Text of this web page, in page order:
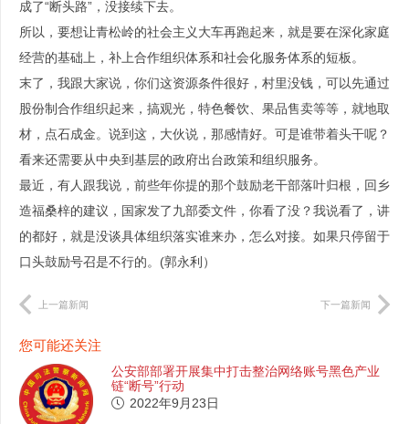
成了“断头路”，没接续下去。
所以，要想让青松岭的社会主义大车再跑起来，就是要在深化家庭
经营的基础上，补上合作组织体系和社会化服务体系的短板。
末了，我跟大家说，你们这资源条件很好，村里没钱，可以先通过
股份制合作组织起来，搞观光，特色餐饮、果品售卖等等，就地取
材，点石成金。说到这，大伙说，那感情好。可是谁带着头干呢？
看来还需要从中央到基层的政府出台政策和组织服务。
最近，有人跟我说，前些年你提的那个鼓励老干部落叶归根，回乡
造福桑梓的建议，国家发了九部委文件，你看了没？我说看了，讲
的都好，就是没谈具体组织落实谁来办，怎么对接。如果只停留于
口头鼓励号召是不行的。(郭永利）
上一篇新闻 下一篇新闻
您可能还关注
公安部部署开展集中打击整治网络账号黑色产业
链“断号”行动
2022年9月23日